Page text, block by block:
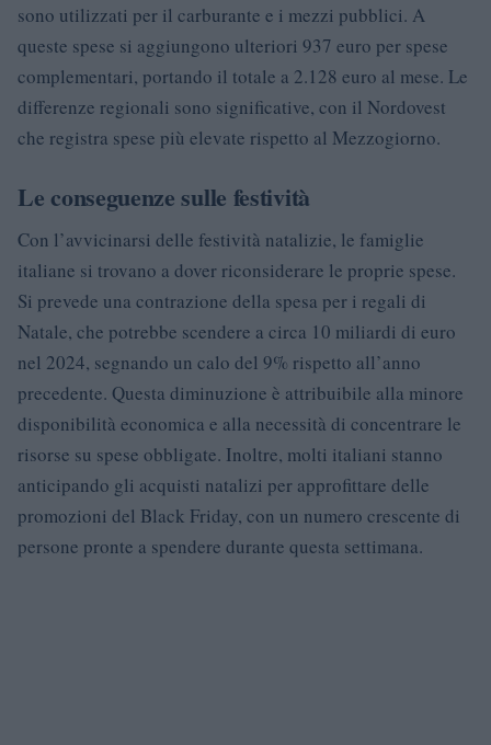
sono utilizzati per il carburante e i mezzi pubblici. A
queste spese si aggiungono ulteriori 937 euro per spese
complementari, portando il totale a 2.128 euro al mese. Le
differenze regionali sono significative, con il Nordovest
che registra spese più elevate rispetto al Mezzogiorno.
Le conseguenze sulle festività
Con l’avvicinarsi delle festività natalizie, le famiglie
italiane si trovano a dover riconsiderare le proprie spese.
Si prevede una contrazione della spesa per i regali di
Natale, che potrebbe scendere a circa 10 miliardi di euro
nel 2024, segnando un calo del 9% rispetto all’anno
precedente. Questa diminuzione è attribuibile alla minore
disponibilità economica e alla necessità di concentrare le
risorse su spese obbligate. Inoltre, molti italiani stanno
anticipando gli acquisti natalizi per approfittare delle
promozioni del Black Friday, con un numero crescente di
persone pronte a spendere durante questa settimana.